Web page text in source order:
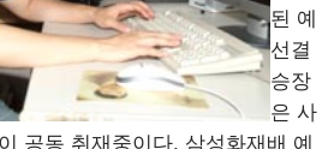
된 예
선결
승장
은 사
공동 취재중이다. 삼성화재배 예